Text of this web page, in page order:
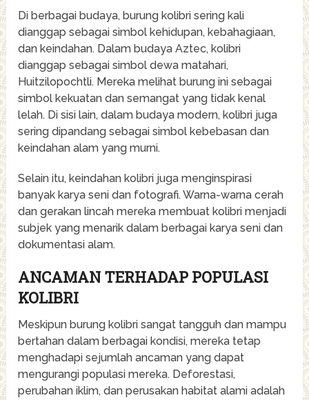
Di berbagai budaya, burung kolibri sering kali
dianggap sebagai simbol kehidupan, kebahagiaan,
dan keindahan. Dalam budaya Aztec, kolibri
dianggap sebagai simbol dewa matahari,
Huitzilopochtli. Mereka melihat burung ini sebagai
simbol kekuatan dan semangat yang tidak kenal
lelah. Di sisi lain, dalam budaya modern, kolibri juga
sering dipandang sebagai simbol kebebasan dan
keindahan alam yang murni.
Selain itu, keindahan kolibri juga menginspirasi
banyak karya seni dan fotografi. Warna-warna cerah
dan gerakan lincah mereka membuat kolibri menjadi
subjek yang menarik dalam berbagai karya seni dan
dokumentasi alam.
ANCAMAN TERHADAP POPULASI
KOLIBRI
Meskipun burung kolibri sangat tangguh dan mampu
bertahan dalam berbagai kondisi, mereka tetap
menghadapi sejumlah ancaman yang dapat
mengurangi populasi mereka. Deforestasi,
perubahan iklim, dan perusakan habitat alami adalah